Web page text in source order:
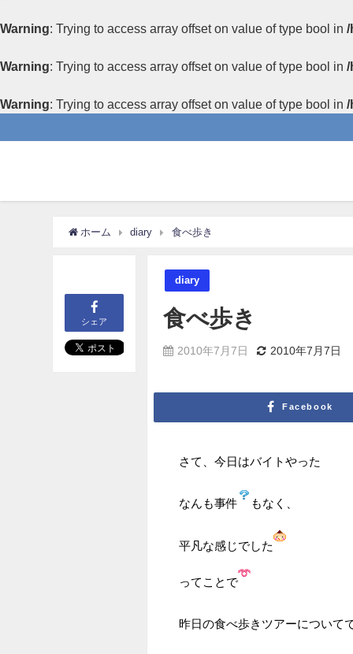
Warning: Trying to access array offset on value of type bool in /
Warning: Trying to access array offset on value of type bool in /
Warning: Trying to access array offset on value of type bool in /
ホーム diary 食べ歩き
シェア
diary
食べ歩き
2010年7月7日 2010年7月7日
Facebook
さて、今日はバイトやった
なんも事件 もなく、
平凡な感じでした
ってことで
昨日の食べ歩きツアーについて